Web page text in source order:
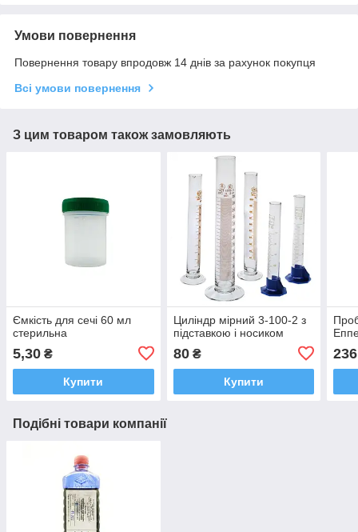
Умови повернення
Повернення товару впродовж 14 днів за рахунок покупця
Всі умови повернення
З цим товаром також замовляють
Ємкість для сечі 60 мл
стерильна
5,30 ₴
Купити
Циліндр мірний 3-100-2 з
підставкою і носиком
80₴
Купити
236
Подібні товари компанії